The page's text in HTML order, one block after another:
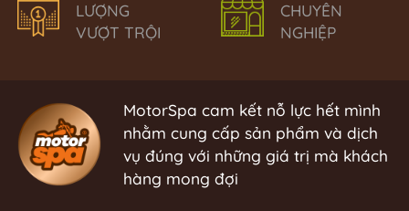
LƯỢNG
VƯỢT TRỘI
CHUYÊN
NGHIỆP
MotorSpa cam kết nỗ lực hết mình
nhằm cung cấp sản phẩm và dịch
vụ đúng với những giá trị mà khách
hàng mong đợi